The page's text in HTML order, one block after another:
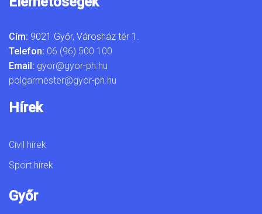
Cím: 9021 Győr, Városház tér 1.
Telefon: 06 (96) 500 100
Email: gyor@gyor-ph.hu
polgarmester@gyor-ph.hu
Hírek
Civil hírek
Sport hírek
Győr